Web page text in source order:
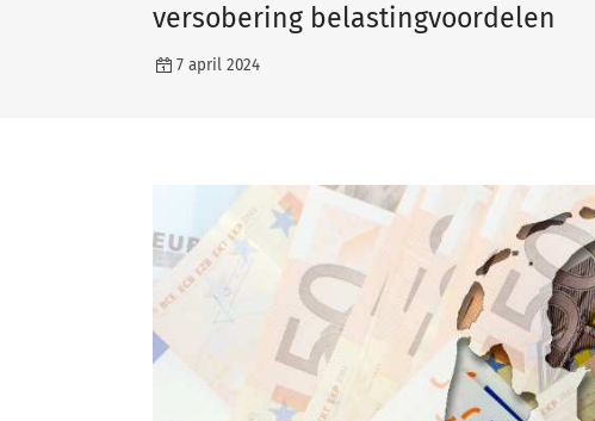
versobering belastingvoordelen
7 april 2024